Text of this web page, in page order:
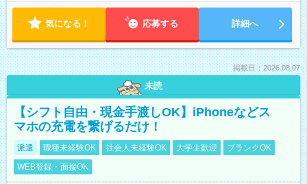
気になる！ 応募する 詳細へ
掲載日：2026.08.07
未読
【シフト自由・現金手渡しOK】iPhoneなどス
マホの充電を繋げるだけ！
派遣 職種未経験OK 社会人未経験OK 大学生歓迎
ブランクOK
WEB登録・面接OK